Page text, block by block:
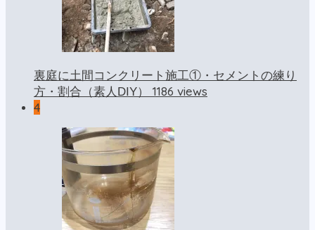
裏庭に土間コンクリート施工①・セメントの練り
方・割合（素人DIY） 1186 views
4